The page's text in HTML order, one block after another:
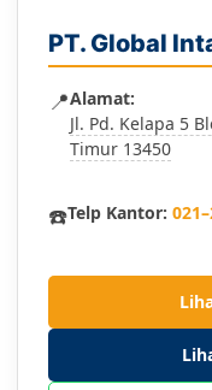
PT. Global
📍Alamat:
Jl. Pd. Kelapa 5
Timur 13450
☎️Telp Kantor: